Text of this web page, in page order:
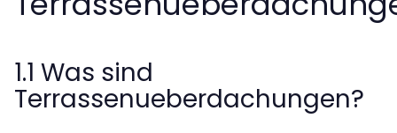
1.1 Was sind
Terrassenueberdachungen?